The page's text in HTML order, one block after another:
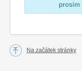
prosím
Na začátek stránky